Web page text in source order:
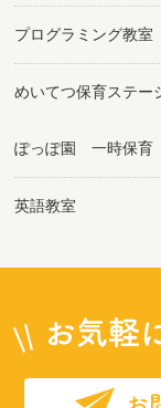
プログラミング教室
めいてつ保育ステー
ぽっぽ園 一時保育
英語教室